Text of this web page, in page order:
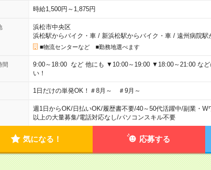
時給1,500円～1,875円
浜松市中央区
浜松駅からバイク・車/ 新浜松駅からバイク・車/ 遠州病院駅
■物流センターなど ■勤務地選べます
間
9:00～18:00 など 他にも ▼10:00～19:00 ▼18:00～21:00 など
い！
1日だけの単発OK！＃8月～ ＃9月～
週1日からOK/日払いOK/履歴書不要/40～50代活躍中/副業・W
以上の大量募集/電話対応なし/パソコンスキル不要
気になる！ 応募する